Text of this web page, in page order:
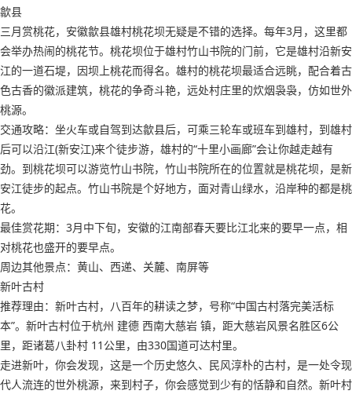
歙县
三月赏桃花，安徽歙县雄村桃花坝无疑是不错的选择。每年3月，这里都
会举办热闹的桃花节。桃花坝位于雄村竹山书院的门前，它是雄村沿新安
江的一道石堤，因坝上桃花而得名。雄村的桃花坝最适合远眺，配合着古
色古香的徽派建筑，桃花的争奇斗艳，远处村庄里的炊烟袅袅，仿如世外
桃源。
交通攻略：坐火车或自驾到达歙县后，可乘三轮车或班车到雄村，到雄村
后可以沿江(新安江)来个徒步游，雄村的“十里小画廊”会让你越走越有
劲。到桃花坝可以游览竹山书院，竹山书院所在的位置就是桃花坝，是新
安江徒步的起点。竹山书院是个好地方，面对青山绿水，沿岸种的都是桃
花。
最佳赏花期：3月中下旬，安徽的江南部春天要比江北来的要早一点，相
对桃花也盛开的要早点。
周边其他景点：黄山、西递、关麓、南屏等
新叶古村
推荐理由：新叶古村，八百年的耕读之梦，号称“中国古村落完美活标
本”。新叶古村位于杭州 建德 西南大慈岩 镇，距大慈岩风景名胜区6公
里，距诸葛八卦村 11公里，由330国道可达村里。
走进新叶，你会发现，这是一个历史悠久、民风淳朴的古村，是一处令现
代人流连的世外桃源，来到村子，你会感觉到少有的恬静和自然。新叶村